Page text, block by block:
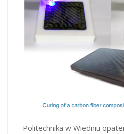
Politechnika w Wiedniu